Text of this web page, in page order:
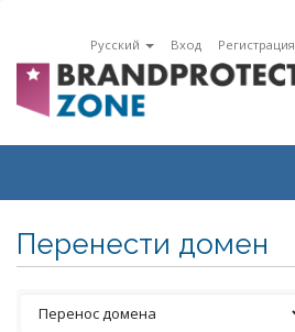
Русский Вход Регистрация
Перенести домен